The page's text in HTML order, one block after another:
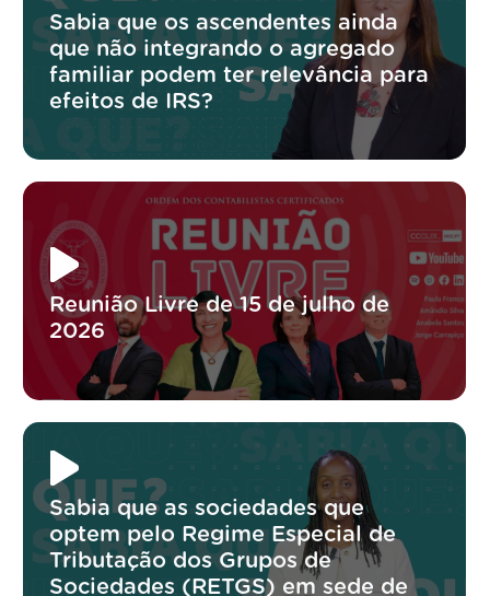
Sabia que os ascendentes ainda
que não integrando o agregado
familiar podem ter relevância para
efeitos de IRS?
Reunião Livre de 15 de julho de
2026
Sabia que as sociedades que
optem pelo Regime Especial de
Tributação dos Grupos de
Sociedades (RETGS) em sede de